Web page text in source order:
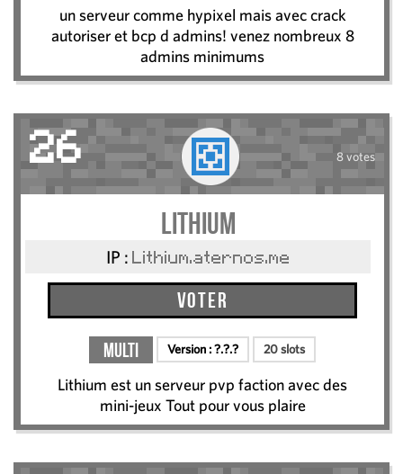
un serveur comme hypixel mais avec crack
autoriser et bcp d admins! venez nombreux 8
admins minimums
26 8 votes
Lithium
IP : Lithium.aternos.me
Voter
Multi Version :?.?.? 20 slots
Lithium est un serveur pvp faction avec des
mini-jeux Tout pour vous plaire